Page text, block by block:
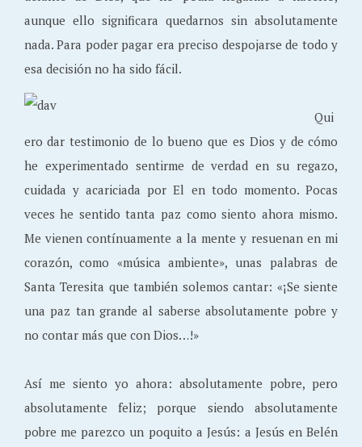
aunque ello significara quedarnos sin absolutamente
nada. Para poder pagar era preciso despojarse de todo y
esa decisión no ha sido fácil.
Qui
ero dar testimonio de lo bueno que es Dios y de cómo
he experimentado sentirme de verdad en su regazo,
cuidada y acariciada por El en todo momento. Pocas
veces he sentido tanta paz como siento ahora mismo.
Me vienen contínuamente a la mente y resuenan en mi
corazón, como «música ambiente», unas palabras de
Santa Teresita que también solemos cantar: «¡Se siente
una paz tan grande al saberse absolutamente pobre y
no contar más que con Dios…!»
Así me siento yo ahora: absolutamente pobre, pero
absolutamente feliz; porque siendo absolutamente
pobre me parezco un poquito a Jesús: a Jesús en Belén